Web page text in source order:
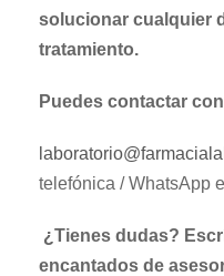
solucionar cualquier
tratamiento.
Puedes contactar
telefónica / WhatsApp
¿Tienes dudas?
encantados de